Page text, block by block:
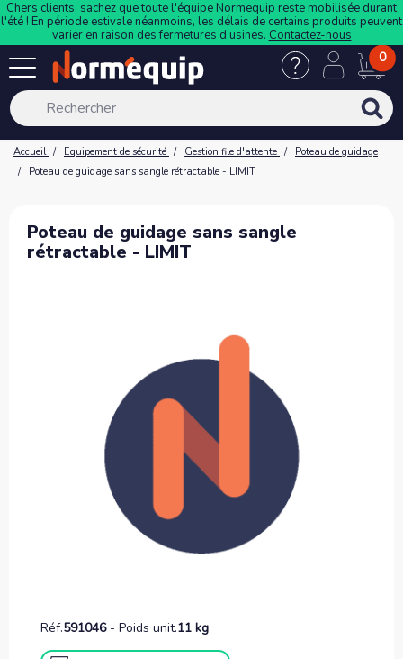
Chers clients, sachez que toute l'équipe Normequip reste mobilisée durant
l'été ! En période estivale néanmoins, les délais de certains produits peuvent
varier en raison des fermetures d’usines. Contactez-nous
0
Accueil Equipement de sécurité Gestion file d'attente
Poteau de guidage
Poteau de guidage sans sangle rétractable - LIMIT
Poteau de guidage sans sangle
rétractable - LIMIT
Réf.591046- Poids unit.11 kg